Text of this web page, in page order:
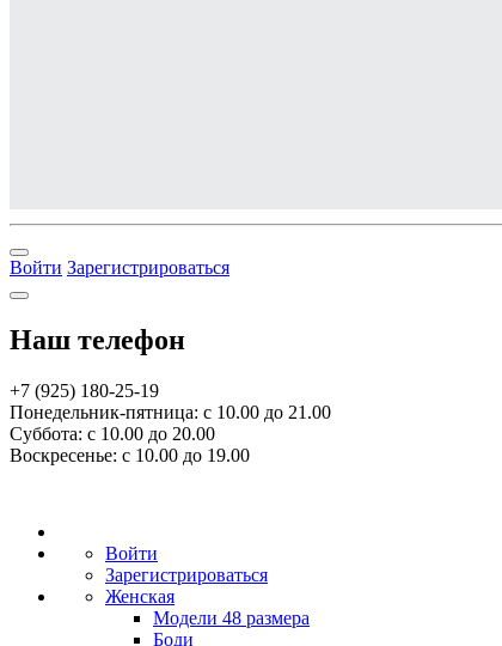
Войти Зарегистрироваться
Наш телефон
+7 (925) 180-25-19
Понедельник-пятница: с 10.00 до 21.00
Суббота: с 10.00 до 20.00
Воскресенье: с 10.00 до 19.00
Войти
Зарегистрироваться
Женская
Модели 48 размера
Боди